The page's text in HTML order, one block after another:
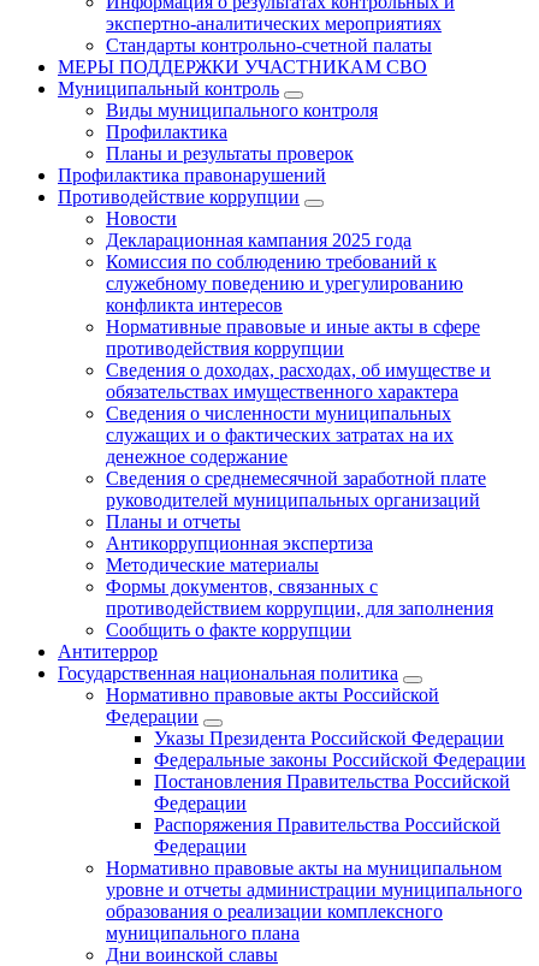
экспертно-аналитических мероприятиях
Стандарты контрольно-счетной палаты
МЕРЫ ПОДДЕРЖКИ УЧАСТНИКАМ СВО
Муниципальный контроль
Виды муниципального контроля
Профилактика
Планы и результаты проверок
Профилактика правонарушений
Противодействие коррупции
Новости
Декларационная кампания 2025 года
Комиссия по соблюдению требований к
служебному поведению и урегулированию
конфликта интересов
Нормативные правовые и иные акты в сфере
противодействия коррупции
Сведения о доходах, расходах, об имуществе и
обязательствах имущественного характера
Сведения о численности муниципальных
служащих и о фактических затратах на их
денежное содержание
Сведения о среднемесячной заработной плате
руководителей муниципальных организаций
Планы и отчеты
Антикоррупционная экспертиза
Методические материалы
Формы документов, связанных с
противодействием коррупции, для заполнения
Сообщить о факте коррупции
Антитеррор
Государственная национальная политика
Нормативно правовые акты Российской
Федерации
Указы Президента Российской Федерации
Федеральные законы Российской Федерации
Постановления Правительства Российской
Федерации
Распоряжения Правительства Российской
Федерации
Нормативно правовые акты на муниципальном
уровне и отчеты администрации муниципального
образования о реализации комплексного
муниципального плана
Дни воинской славы